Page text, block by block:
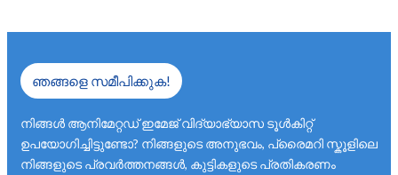
ഞങ്ങളെ സമീപിക്കുക!
നിങ്ങൾ ആനിമേറ്റഡ് ഇമേജ് വിദ്യാഭ്യാസ ടൂൾകിറ്റ്
ഉപയോഗിച്ചിട്ടുണ്ടോ? നിങ്ങളുടെ അനുഭവം, പ്രൈമറി സ്കൂളിലെ
നിങ്ങളുടെ പ്രവർത്തനങ്ങൾ, കുട്ടികളുടെ പ്രതികരണം